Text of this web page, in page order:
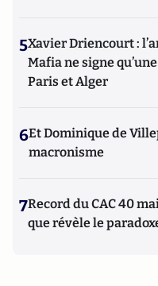
5Xavier Driencourt :
Mafia ne signe
Paris et Alger
6Et Dominique de
macronisme
7Record du CAC 40
que révèle le